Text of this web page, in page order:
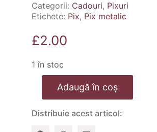
Categorii: Cadouri, Pixuri
Etichete: Pix, Pix metalic
£2.00
1 în stoc
Cantitate
metalic
inscriptionat
–
Adaugă în coș
Distribuie acest articol: